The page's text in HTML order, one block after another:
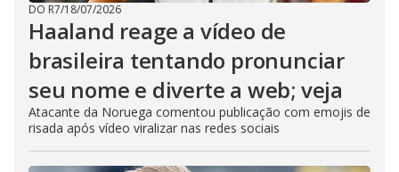
DO R7/18/07/2026
Haaland reage a vídeo de
brasileira tentando pronunciar
seu nome e diverte a web; veja
Atacante da Noruega comentou publicação com emojis de
risada após vídeo viralizar nas redes sociais